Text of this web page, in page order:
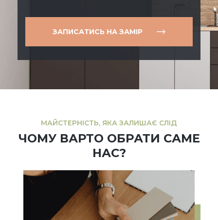
ЗАПИСАТИСЬ НА ЗАМІР
МАЙСТЕРНІСТЬ, ЯКА ЗАЛИШАЄ СЛІД
ЧОМУ ВАРТО ОБРАТИ САМЕ
НАС?